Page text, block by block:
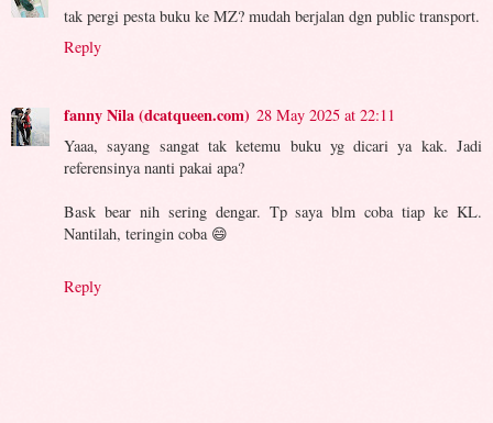
tak pergi pesta buku ke MZ? mudah berjalan dgn public transport.
Reply
fanny Nila (dcatqueen.com) 28 May 2025 at 22:11
Yaaa, sayang sangat tak ketemu buku yg dicari ya kak. Jadi
referensinya nanti pakai apa?
Bask bear nih sering dengar. Tp saya blm coba tiap ke KL.
Nantilah, teringin coba 😄
Reply